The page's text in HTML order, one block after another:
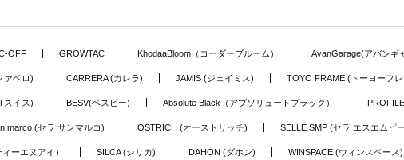
OFF GROWTAC KhodaaBloom（コーダーブルーム） AvanGarage(アバンギ
ァベロ) CARRERA (カレラ) JAMIS (ジェイミス) TOYO FRAME (トーヨーフ
スイス) BESV(ベスビー) Absolute Black（アブソリュートブラック）
marco (セラ サンマルコ) OSTRICH (オーストリッチ) SELLE SMP (セラ エスエムピ
ーエヌアイ） SILCA (シリカ) DAHON (ダホン) WINSPACE (ウィンスペース)